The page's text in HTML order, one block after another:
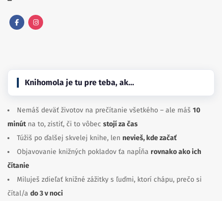
Knihomola je tu pre teba, ak…
Nemáš deväť životov na prečítanie všetkého – ale máš 10
minútna to, zistiť, či to vôbec stojí za čas
Túžiš po ďalšej skvelej knihe, len nevieš, kde začať
Objavovanie knižných pokladov ťa napĺňa rovnako ako ich
čítanie
Miluješ zdieľať knižné zážitky s ľuďmi, ktorí chápu, prečo si
čítal/a do 3 v noci